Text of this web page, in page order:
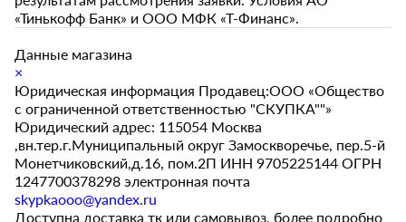
«Тинькофф Банк» и ООО МФК «Т-Финанс».
Данные магазина
×
Юридическая информация Продавец:ООО «Общество
с ограниченной ответственностью "СКУПКА""»
Юридический адрес: 115054 Москва
,вн.тер.г.Муниципальный округ Замоскворечье, пер.5-й
Монетчиковский,д.16, пом.2П ИНН 9705225144 ОГРН
1247700378298 электронная почта
skypkaooo@yandex.ru
Доступна доставка тк или самовывоз, более подробно